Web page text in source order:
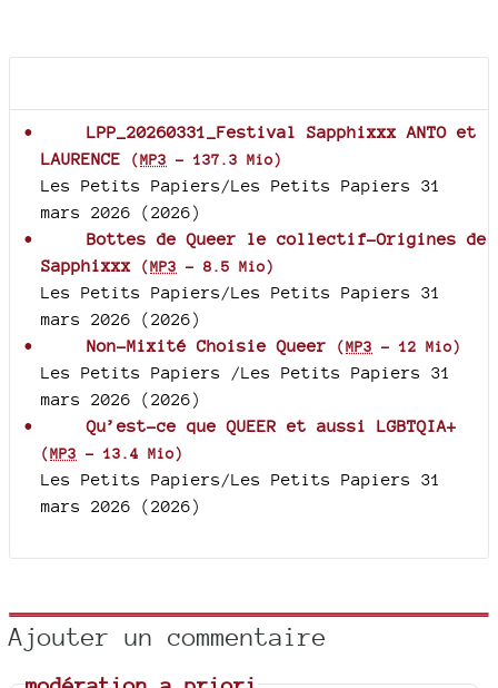
LPP_20260331_Festival Sapphixxx ANTO et
LAURENCE
(MP3 - 137.3 Mio)
Les Petits Papiers/Les Petits Papiers 31
mars 2026 (2026)
Bottes de Queer le collectif-Origines de
Sapphixxx
(MP3 - 8.5 Mio)
Les Petits Papiers/Les Petits Papiers 31
mars 2026 (2026)
Non-Mixité Choisie Queer
(MP3 - 12 Mio)
Les Petits Papiers /Les Petits Papiers 31
mars 2026 (2026)
Qu’est-ce que QUEER et aussi LGBTQIA+
(MP3 - 13.4 Mio)
Les Petits Papiers/Les Petits Papiers 31
mars 2026 (2026)
Ajouter un commentaire